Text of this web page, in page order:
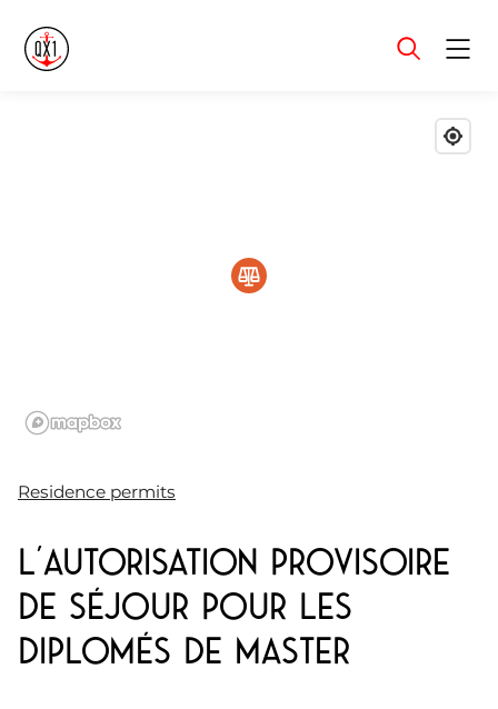
Residence permits
L’Autorisation Provisoire
de Séjour pour les
diplomés de Master